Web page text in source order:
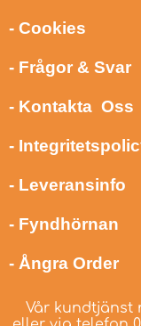
- Cookies
- Frågor & Svar
- Kontakta Oss
-
- Leveransinfo
- Fyndhörnan
- Ångra Order
Vår kundtjänst